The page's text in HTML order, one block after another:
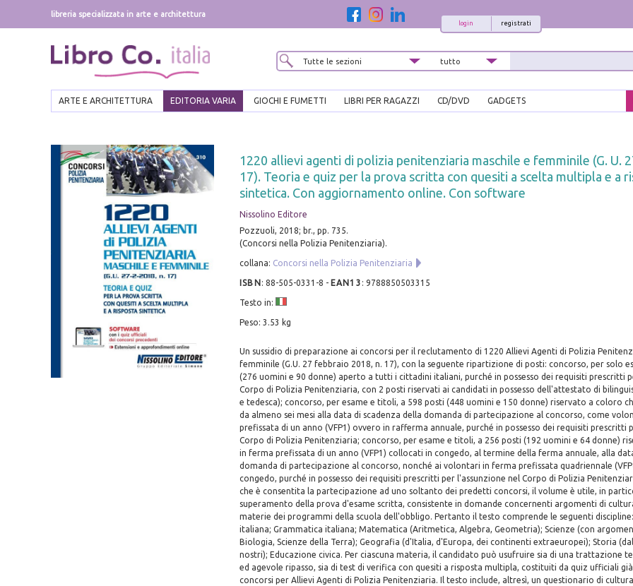
libreria specializzata in arte e architettura
registrati
login
ARTE E ARCHITETTURA EDITORIA VARIA GIOCHI E FUMETTI LIBRI PER RAGAZZI CD/DVD GADGETS
1220 allievi agenti di polizia penitenziaria maschile e femminile (G. U.
17). Teoria e quiz per la prova scritta con quesiti a scelta multipla e a
sintetica. Con aggiornamento online. Con software
Nissolino Editore
Pozzuoli, 2018; br., pp. 735.
(Concorsi nella Polizia Penitenziaria).
collana: Concorsi nella Polizia Penitenziaria
ISBN : 88-505-0331-8 - EAN13 : 9788850503315
Testo in:
Peso: 3.53 kg
Un sussidio di preparazione ai concorsi per il reclutamento di 1220 Allievi Agenti di Polizia
femminile (G.U. 27 febbraio 2018, n. 17), con la seguente ripartizione di posti: concorso, per solo
(276 uomini e 90 donne) aperto a tutti i cittadini italiani, purché in possesso dei requisiti prescritti
Corpo di Polizia Penitenziaria, con 2 posti riservati ai candidati in possesso dell'attestato di
e tedesca); concorso, per esame e titoli, a 598 posti (448 uomini e 150 donne) riservato a coloro
da almeno sei mesi alla data di scadenza della domanda di partecipazione al concorso, come
prefissata di un anno (VFP1) ovvero in rafferma annuale, purché in possesso dei requisiti prescritti
Corpo di Polizia Penitenziaria; concorso, per esame e titoli, a 256 posti (192 uomini e 64 donne)
in ferma prefissata di un anno (VFP1) collocati in congedo, al termine della ferma annuale, alla
domanda di partecipazione al concorso, nonché ai volontari in ferma prefissata quadriennale
congedo, purché in possesso dei requisiti prescritti per l'assunzione nel Corpo di Polizia
che è consentita la partecipazione ad uno soltanto dei predetti concorsi, il volume è utile, in
superamento della prova d'esame scritta, consistente in domande concernenti argomenti di
materie dei programmi della scuola dell'obbligo. Pertanto il testo comprende le seguenti
italiana; Grammatica italiana; Matematica (Aritmetica, Algebra, Geometria); Scienze (con
Biologia, Scienze della Terra); Geografia (d'Italia, d'Europa, dei continenti extraeuropei); Storia
nostri); Educazione civica. Per ciascuna materia, il candidato può usufruire sia di una trattazione
ed agevole ripasso, sia di test di verifica con quesiti a risposta multipla, costituiti da quiz ufficiali
concorsi per Allievi Agenti di Polizia Penitenziaria. Il testo include, altresì, un questionario di